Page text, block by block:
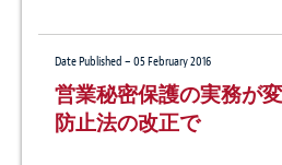
Date Published – 05 February 2016
営業秘密保護の実務が
防止法の改正で